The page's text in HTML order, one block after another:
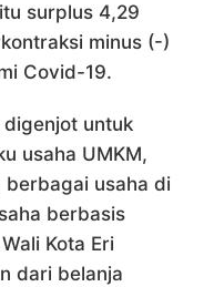
surplus 4,29
minus (-)
Covid-19.
untuk
usaha UMKM,
berbagai usaha di
berbasis
Kota Eri
dari belanja